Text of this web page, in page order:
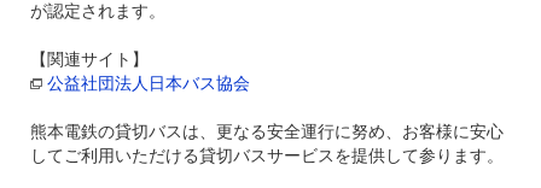
が認定されます。
【関連サイト】
公益社団法人日本バス協会
熊本電鉄の貸切バスは、更なる安全運行に努め、お客様に安心
してご利用いただける貸切バスサービスを提供して参ります。